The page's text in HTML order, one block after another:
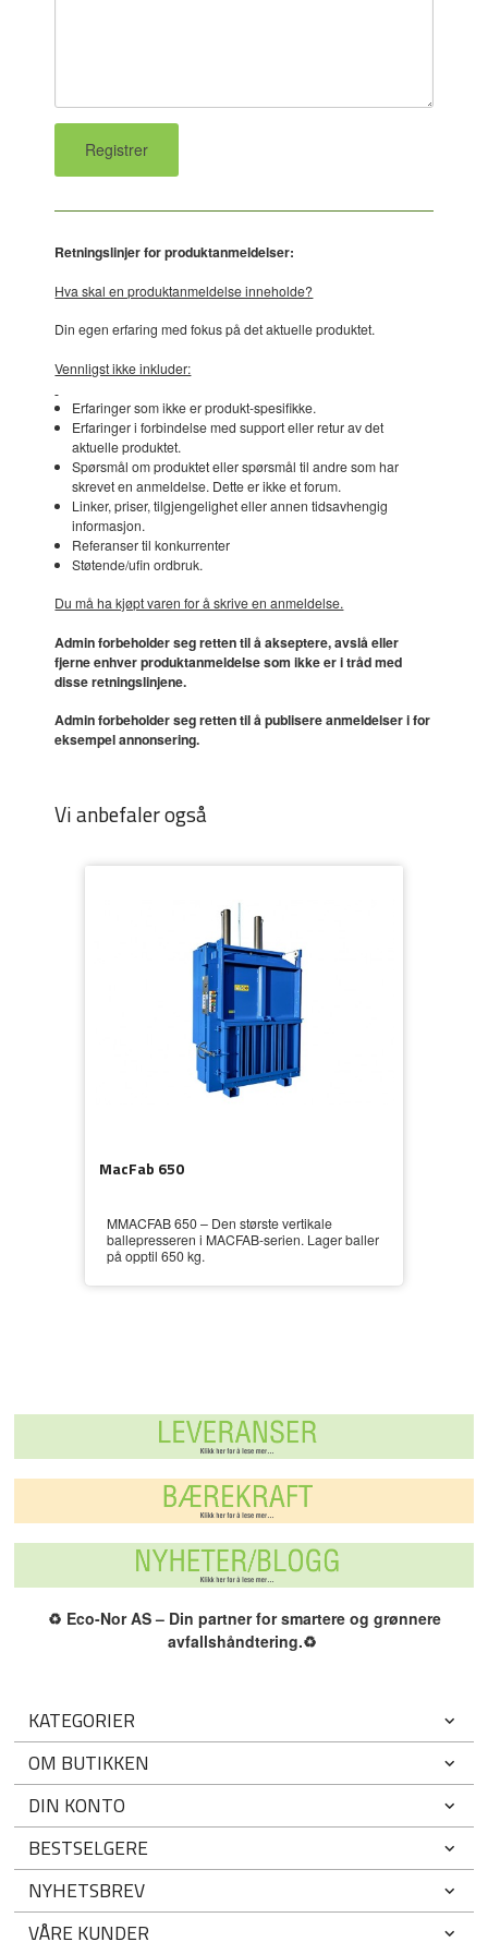
Retningslinjer for produktanmeldelser:
Hva skal en produktanmeldelse inneholde?
Din egen erfaring med fokus på det aktuelle produktet.
Vennligst ikke inkluder:
Erfaringer som ikke er produkt-spesifikke.
Erfaringer i forbindelse med support eller retur av det
aktuelle produktet.
Spørsmål om produktet eller spørsmål til andre som har
skrevet en anmeldelse. Dette er ikke et forum.
Linker, priser, tilgjengelighet eller annen tidsavhengig
informasjon.
Referanser til konkurrenter
Støtende/ufin ordbruk.
Du må ha kjøpt varen for å skrive en anmeldelse.
Admin forbeholder seg retten til å akseptere, avslå eller
fjerne enhver produktanmeldelse som ikke er i tråd med
disse retningslinjene.
Admin forbeholder seg retten til å publisere anmeldelser i for
eksempel annonsering.
Vi anbefaler også
MacFab 650
MMACFAB 650 – Den største vertikale
ballepresseren i MACFAB-serien. Lager baller
på opptil 650 kg.
♻️ Eco-Nor AS – Din partner for smartere og grønnere
avfallshåndtering.♻️
KATEGORIER
OM BUTIKKEN
DIN KONTO
BESTSELGERE
NYHETSBREV
VÅRE KUNDER